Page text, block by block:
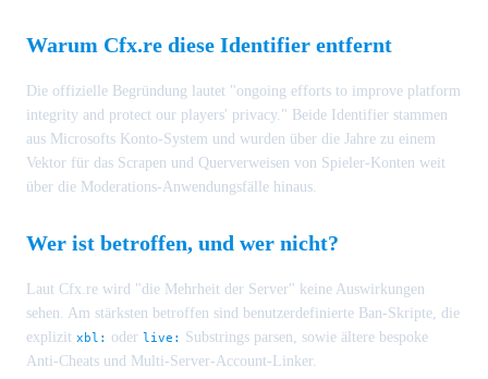
Warum Cfx.re diese Identifier entfernt
Die offizielle Begründung lautet "ongoing efforts to improve platform
integrity and protect our players' privacy." Beide Identifier stammen
aus Microsofts Konto-System und wurden über die Jahre zu einem
Vektor für das Scrapen und Querverweisen von Spieler-Konten weit
über die Moderations-Anwendungsfälle hinaus.
Wer ist betroffen, und wer nicht?
Laut Cfx.re wird "die Mehrheit der Server" keine Auswirkungen
sehen. Am stärksten betroffen sind benutzerdefinierte Ban-Skripte, die
explizit xbl: oder live: Substrings parsen, sowie ältere bespoke
Anti-Cheats und Multi-Server-Account-Linker.